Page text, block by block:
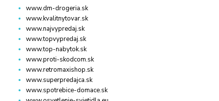
www.dm-drogeria.sk
www.kvalitnytovar.sk
www.najvypredaj.sk
www.topvypredaj.sk
www.top-nabytok.sk
www.proti-skodcom.sk
www.retromaxishop.sk
www.superpredajca.sk
www.spotrebice-domace.sk